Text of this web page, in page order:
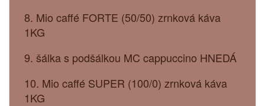
8. Mio caffé FORTE (50/50) zrnková káva
1KG
9. šálka s podšálkou MC cappuccino HNEDÁ
10. Mio caffé SUPER (100/0) zrnková káva
1KG